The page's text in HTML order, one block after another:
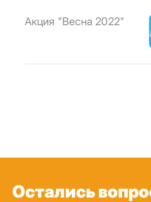
Акция "Весна 2022"
Остались